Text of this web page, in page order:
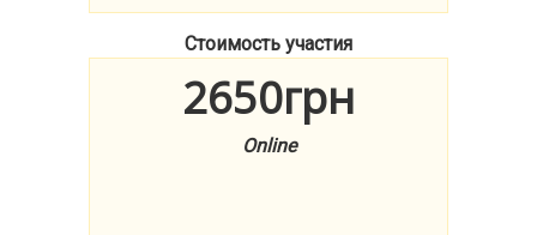
Стоимость участия
2650грн
Online